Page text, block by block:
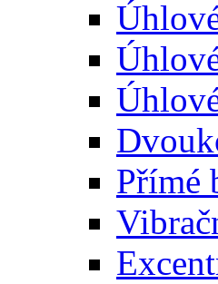
Přímé